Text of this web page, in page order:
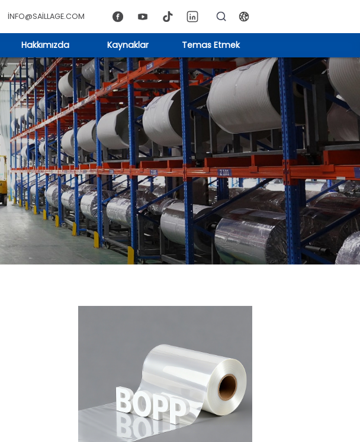
INFO@SAILLAGE.COM
Hakkımızda Kaynaklar Temas Etmek